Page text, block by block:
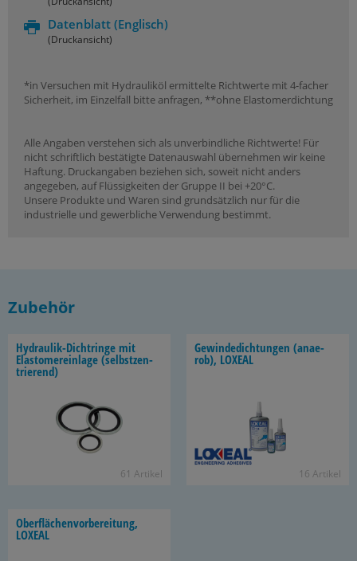
Datenblatt (Englisch)
(Druckansicht)
*in Versuchen mit Hydrauliköl ermittelte Richtwerte mit 4-facher
Sicherheit, im Einzelfall bitte anfragen, **ohne Elastomerdichtung
Alle Angaben verstehen sich als unverbindliche Richtwerte! Für
nicht schriftlich bestätigte Datenauswahl übernehmen wir keine
Haftung. Druckangaben beziehen sich, soweit nicht anders
angegeben, auf Flüssigkeiten der Gruppe II bei +20°C.
Unsere Produkte und Waren sind grundsätzlich nur für die
industrielle und gewerbliche Verwendung bestimmt.
Zubehör
Hydraulik-​Dichtringe mit
Elas­to­me­r­ein­la­ge (selbst­zen­
trie­rend)
61 Ar­ti­kel
Ge­win­de­dich­tun­gen (an­ae­
rob), LO­XE­AL
16 Ar­ti­kel
Ober­flä­chen­vor­be­rei­tung,
LO­XE­AL